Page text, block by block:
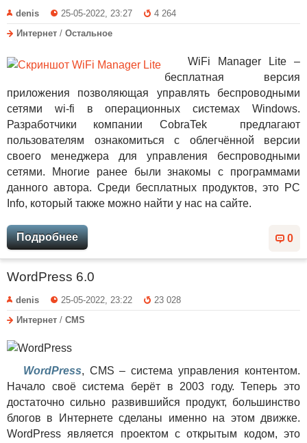
denis 25-05-2022, 23:27
4 264
Интернет / Остальное
WiFi Manager Lite –
бесплатная версия
приложения позволяющая управлять беспроводными
сетями wi-fi в операционных системах Windows.
Разработчики компании CobraTek предлагают
пользователям ознакомиться с облегчённой версии
своего менеджера для управления беспроводными
сетями. Многие ранее были знакомы с программами
данного автора. Среди бесплатных продуктов, это PC
Info, который также можно найти у нас на сайте.
0
Подробнее
WordPress 6.0
denis 25-05-2022, 23:22
23 028
Интернет / CMS
WordPress, CMS – система управления контентом.
Начало своё система берёт в 2003 году. Теперь это
достаточно сильно развившийся продукт, большинство
блогов в Интернете сделаны именно на этом движке.
WordPress является проектом с открытым кодом, это